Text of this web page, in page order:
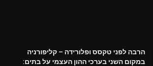
הרבה לפני טקסס ופלורידה – קליפורניה
במקום השני בערכי ההון העצמי על בתים: